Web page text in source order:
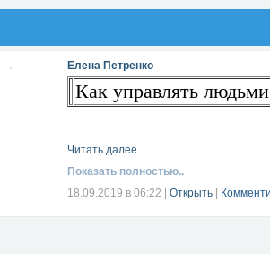
Елена Петренко
Как управлять
Читать далее...
Показать полностью..
18.09.2019 в 06:22
Открыть